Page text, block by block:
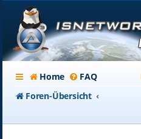
Home FAQ
Foren-Übersicht